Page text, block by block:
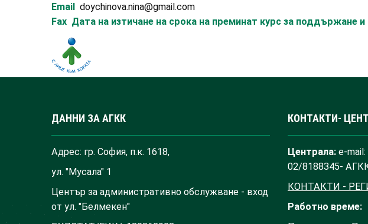
Email doychinova.nina@gmail.com
Fax Дата на изтичане на срока на преминат курс за поддържане
ДАННИ ЗА АГКК
Адрес: гр. София, п.к. 1618,
ул. "Мусала" 1
Център за административно обслужване - вход
от ул. "Белмекен"
КОНТАКТИ-
Централа: e-mail:
02/8188345-
КОНТАКТИ -
Работно време: